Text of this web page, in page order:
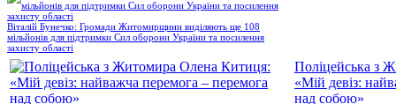
Віталій Бунечко: Громади Житомирщини виділяють ще 108
мільйонів для підтримки Сил оборони України та посилення
захисту області
Поліцейська з
«Мій девіз:
над собою»